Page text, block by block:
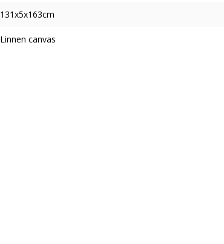
131x5x163cm
Linnen canvas